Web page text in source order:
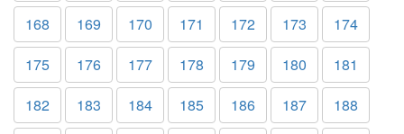
168
169 170 171 172 173
174
175
176 177 178 179 180
181
182
183 184 185 186 187
188